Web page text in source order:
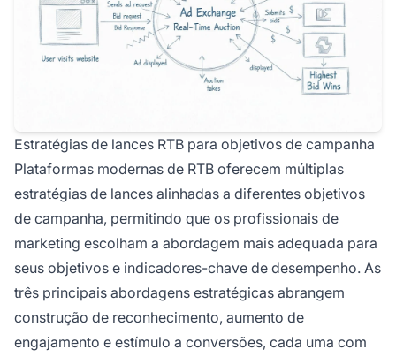
Estratégias de lances RTB para objetivos de campanha
Plataformas modernas de RTB oferecem múltiplas
estratégias de lances alinhadas a diferentes objetivos
de campanha, permitindo que os profissionais de
marketing escolham a abordagem mais adequada para
seus objetivos e indicadores-chave de desempenho. As
três principais abordagens estratégicas abrangem
construção de reconhecimento, aumento de
engajamento e estímulo a conversões, cada uma com